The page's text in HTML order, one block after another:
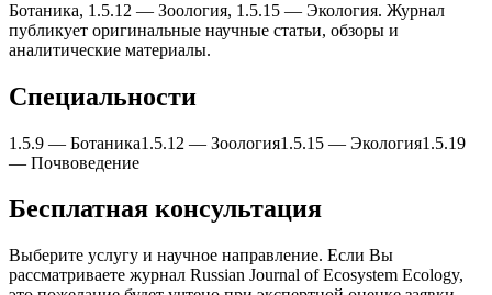
Ботаника, 1.5.12 — Зоология, 1.5.15 — Экология. Журнал
публикует оригинальные научные статьи, обзоры и
аналитические материалы.
Специальности
1.5.9 — Ботаника1.5.12 — Зоология1.5.15 — Экология1.5.19
— Почвоведение
Бесплатная консультация
Выберите услугу и научное направление. Если Вы
рассматриваете журнал Russian Journal of Ecosystem Ecology,